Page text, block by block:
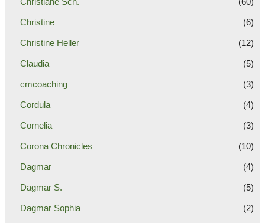
Christine (6)
Christine Heller (12)
Claudia (5)
cmcoaching (3)
Cordula (4)
Cornelia (3)
Corona Chronicles (10)
Dagmar (4)
Dagmar S. (5)
Dagmar Sophia (2)